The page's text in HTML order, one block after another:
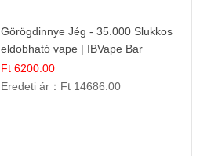
Görögdinnye Jég - 35.000 Slukkos
eldobható vape | IBVape Bar
Frissítő Nyári Íz
Ft 6200.00
Eredeti ár： Ft 14686.00